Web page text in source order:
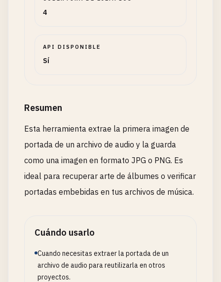
4
API DISPONIBLE
Sí
Resumen
Esta herramienta extrae la primera imagen de
portada de un archivo de audio y la guarda
como una imagen en formato JPG o PNG. Es
ideal para recuperar arte de álbumes o verificar
portadas embebidas en tus archivos de música.
Cuándo usarlo
Cuando necesitas extraer la portada de un
archivo de audio para reutilizarla en otros
proyectos.